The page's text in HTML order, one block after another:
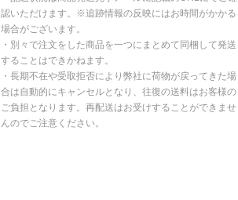
認いただけます。※追跡情報の反映にはお時間がかかる
場合がございます。
・別々で注文をした商品を一つにまとめて同梱して発送
することはできかねます。
・長期不在や受取拒否により弊社に荷物が戻ってきた場
合は自動的にキャンセルとなり、往復の送料はお客様の
ご負担となります。再配送はお受けすることができませ
んのでご注意ください。